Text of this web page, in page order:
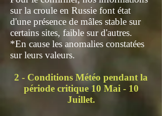
sur la croule en Russie font état
d'une présence de mâles stable sur
certains sites, faible sur d'autres.
*En cause les anomalies constatées
sur leurs valeurs.
2 - Conditions Météo pendant la
période critique 10 Mai - 10
Juillet.